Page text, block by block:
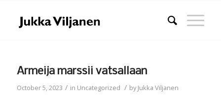
Armeija marssii vatsallaan
October 5, 2023 / in Uncategorized / byJukka Viljanen